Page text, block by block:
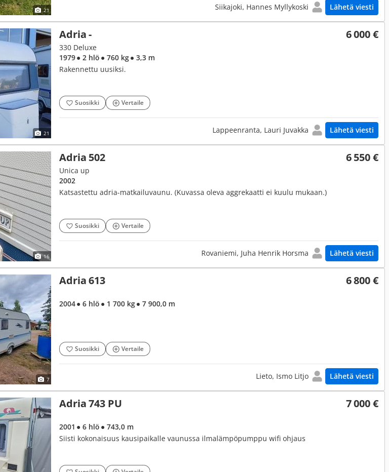
21 Siikajoki, Hannes Myllykoski Lähetä viesti
21
Adria - 6 000 €
330 Deluxe
1979● 2 hlö ● 760 kg● 3,3 m
Rakennettu uusiksi.
Suosikki Vertaile
Lappeenranta, Lauri Juvakka Lähetä viesti
16
Adria 502 6 550 €
Unica up
2002
Katsastettu adria-matkailuvaunu. (Kuvassa oleva aggrekaatti ei kuulu mukaan.)
Suosikki Vertaile
Rovaniemi, Juha Henrik Horsma Lähetä viesti
7
Adria 613 6 800 €
2004● 6 hlö ● 1 700 kg● 7 900,0 m
Suosikki Vertaile
Lieto, Ismo Litjo Lähetä viesti
Adria 743 PU 7 000 €
2001 ● 6 hlö ● 743,0 m
Siisti kokonaisuus kausipaikalle vaunussa ilmalämpöpumppu wifi ohjaus